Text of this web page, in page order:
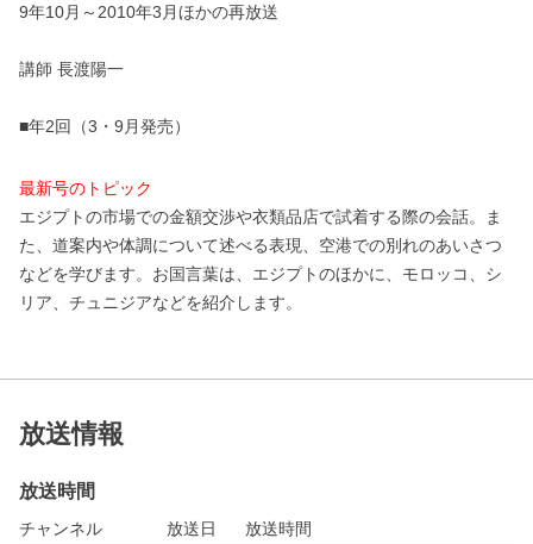
9年10月～2010年3月ほかの再放送
講師 長渡陽一
■年2回（3・9月発売）
最新号のトピック
エジプトの市場での金額交渉や衣類品店で試着する際の会話。ま
た、道案内や体調について述べる表現、空港での別れのあいさつ
などを学びます。お国言葉は、エジプトのほかに、モロッコ、シ
リア、チュニジアなどを紹介します。
放送情報
放送時間
チャンネル 放送日 放送時間